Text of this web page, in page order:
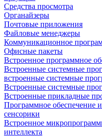
Средства просмотра
Органайзеры
Почтовые приложения
Файловые менеджеры
Коммуникационное
Офисные пакеты
Встроенное программное
Встроенные системные
встроенные системные
Встроенные системные
Встроенные прикладные
Программное обеспечение
сенсорики
Встроенное
интеллекта